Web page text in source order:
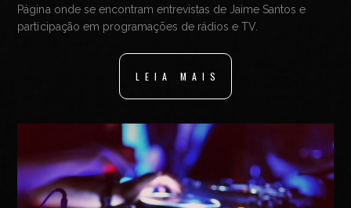
Página onde se encontram entrevistas de Jaime Santos e
participação em programações de rádios e TV.
LEIA MAIS